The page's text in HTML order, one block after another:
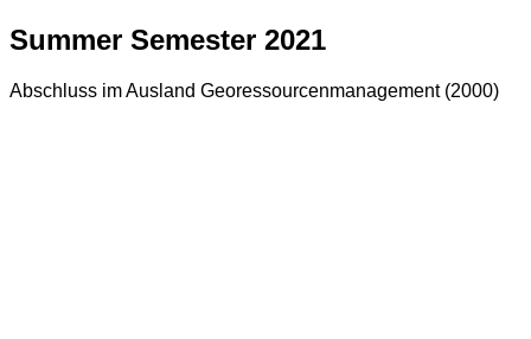
Summer Semester 2021
Abschluss im Ausland Georessourcenmanagement (2000)